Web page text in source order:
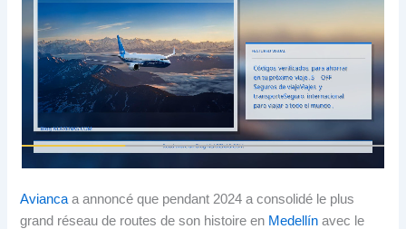
Avianca a annoncé que pendant 2024 a consolidé le plus
grand réseau de routes de son histoire en Medellín avec le